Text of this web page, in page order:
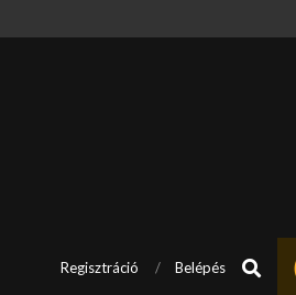
Regisztráció Belépés Search